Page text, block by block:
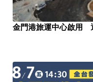
金門港旅運中心啟用